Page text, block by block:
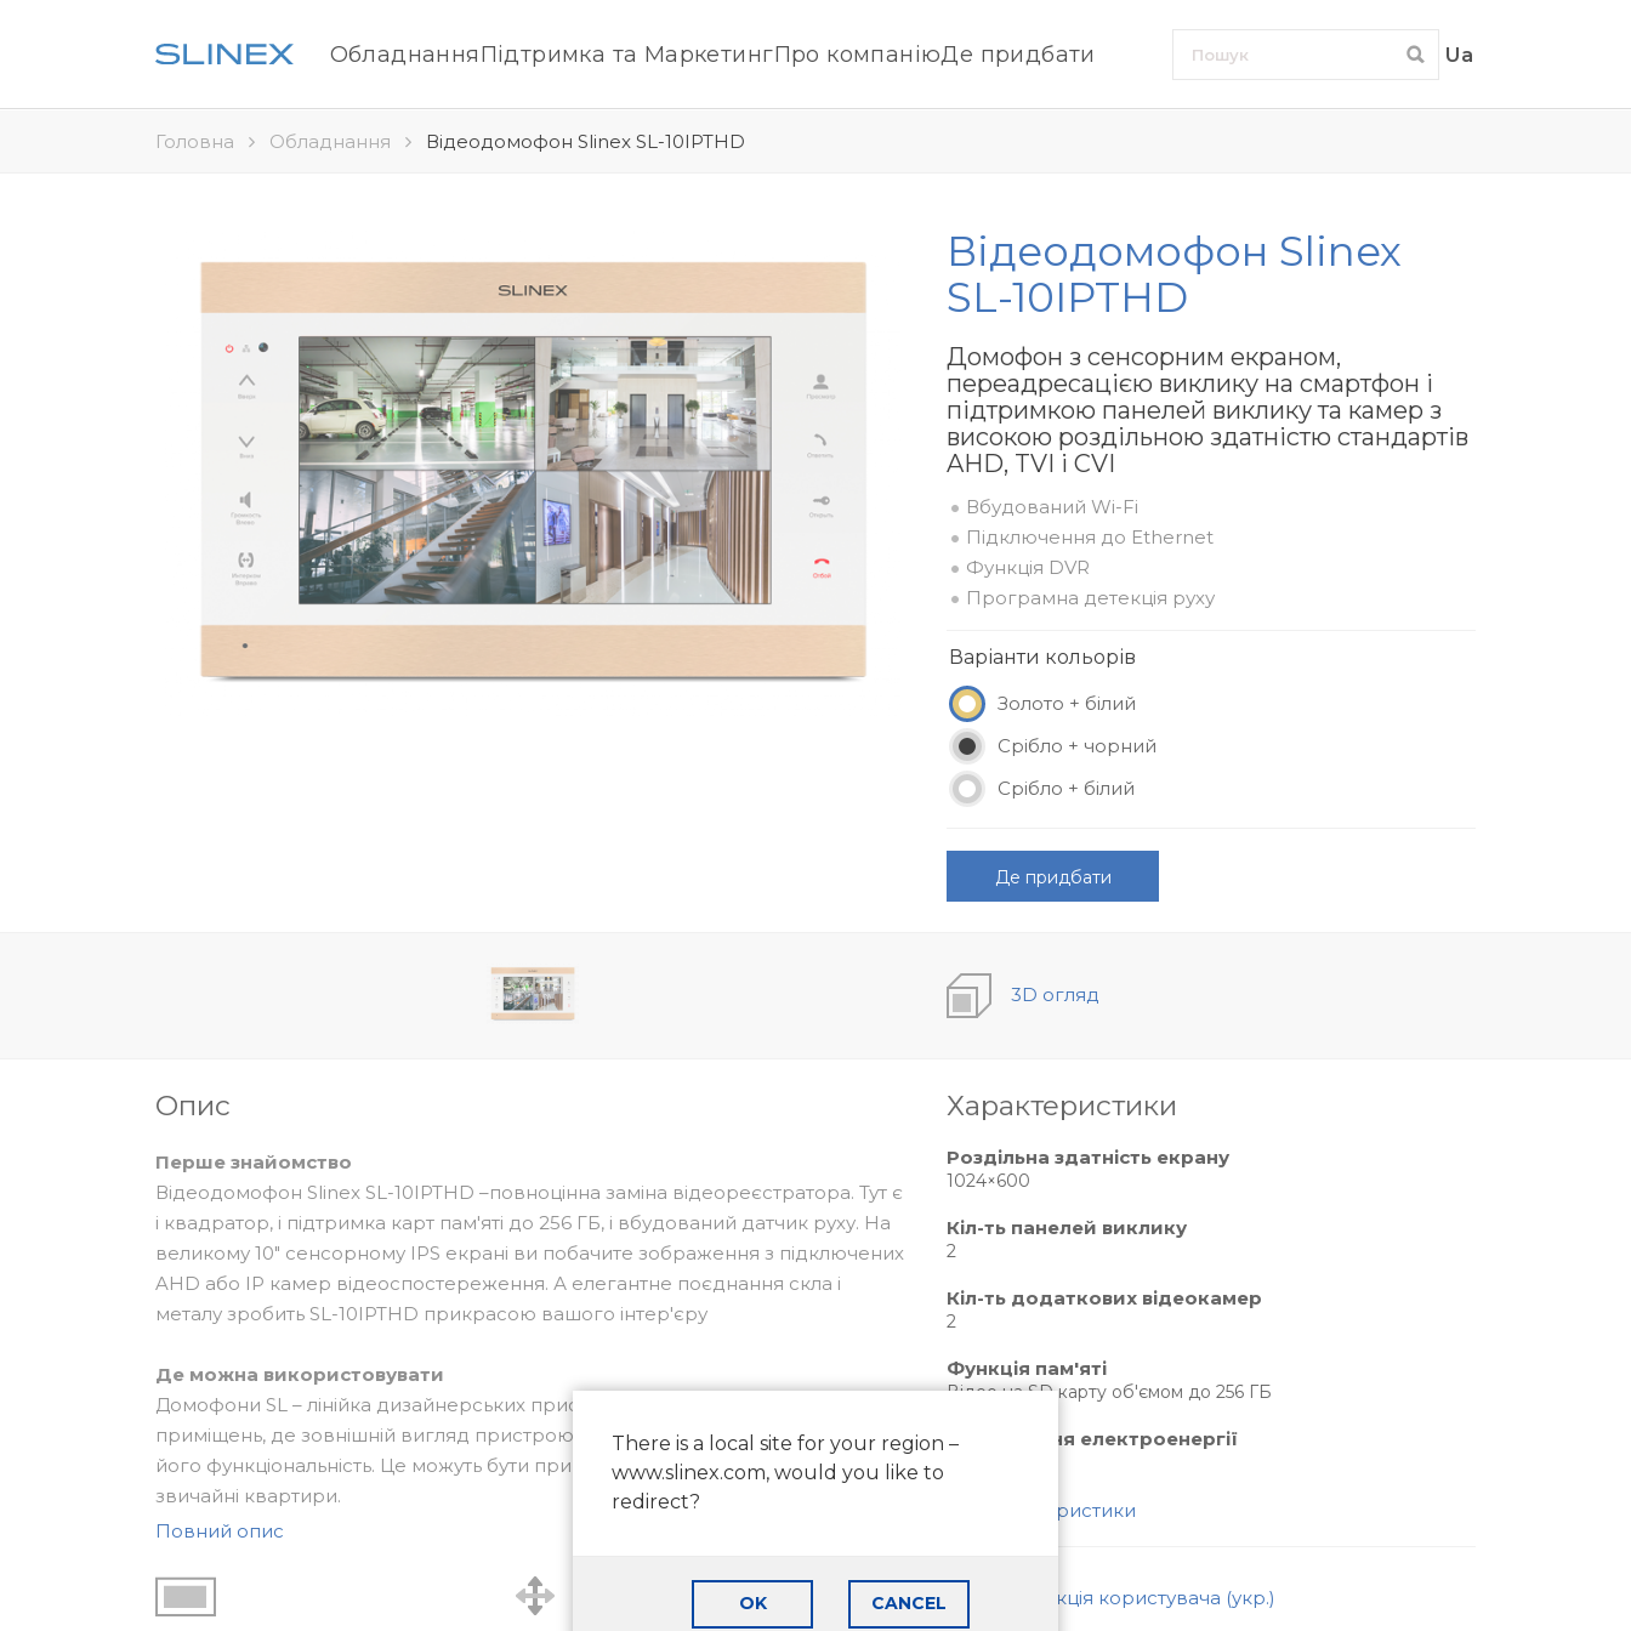
ОбладнанняПідтримка та МаркетингПро компаніюДе придбати Ua
Головна Обладнання Відеодомофон Slinex SL-10IPTHD
Відеодомофон Slinex
SL-10IPTHD
Домофон з сенсорним екраном,
переадресацією виклику на смартфон і
підтримкою панелей виклику та камер з
високою роздільною здатністю стандартів
AHD, TVI і CVI
Вбудований Wi-Fi
Підключення до Ethernet
Функція DVR
Програмна детекція руху
Варіанти кольорів
Золото + білий
Срібло + чорний
Срібло + білий
Де придбати
3D огляд
Опис
Перше знайомство
Відеодомофон Slinex SL-10IPTHD –повноцінна заміна відеореєстратора. Тут є
і квадратор, і підтримка карт пам'яті до 256 ГБ, і вбудований датчик руху. На
великому 10" сенсорному IPS екрані ви побачите зображення з підключених
AHD або IP камер відеоспостереження. А елегантне поєднання скла і
металу зробить SL-10IPTHD прикрасою вашого інтер'єру
Де можна використовувати
Домофони SL – лінійка дизайнерських пристроїв, розроблених для
приміщень, де зовнішній вигляд пристрою грає не менш важливу роль, ніж
його функціональність. Це можуть бути приватні будинки, офіси компаній і
звичайні квартири.
SL-10IPTHD оснащений програмною детекцією руху. Це означає, що навіть
якщо ніхто не буде натискати кнопку виклику на панелі, але датчик виявить
Повний опис
Характеристики
Роздільна здатність екрану
1024×600
Кіл-ть панелей виклику
2
Кіл-ть додаткових відеокамер
2
Функція пам'яті
Відео на SD карту об'ємом до 256 ГБ
Споживання електроенергії
Всі характеристики
Інструкція користувача (укр.)
There is a local site for your region –
www.slinex.com, would you like to
redirect?
OK CANCEL